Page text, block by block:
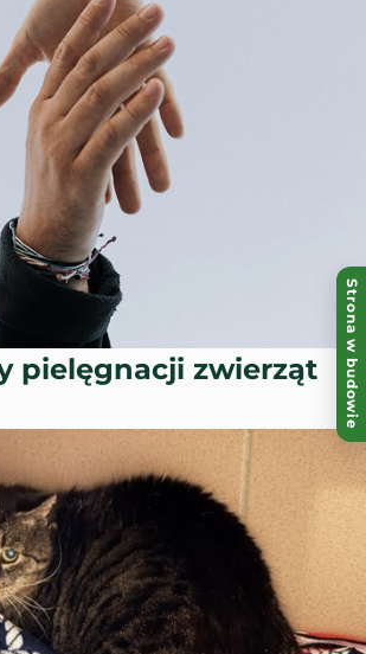
Strona w budowie
pielęgnacji zwierząt